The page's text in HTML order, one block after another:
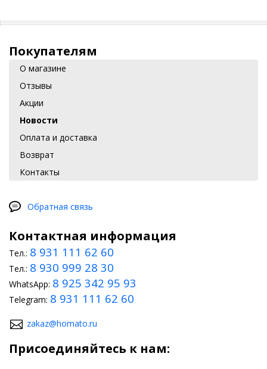
Покупателям
О магазине
Отзывы
Акции
Новости
Оплата и доставка
Возврат
Контакты
Обратная связь
Контактная информация
Тел.: 8 931 111 62 60
Тел.: 8 930 999 28 30
WhatsApp: 8 925 342 95 93
Telegram: 8 931 111 62 60
zakaz@homato.ru
Присоединяйтесь к нам: